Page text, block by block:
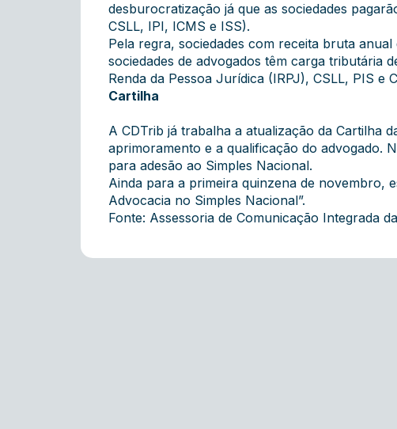
desburocratização já que as sociedades
CSLL, IPI, ICMS e ISS).
Pela regra, sociedades com receita bruta
sociedades de advogados têm carga tributária
Renda da Pessoa Jurídica (IRPJ), CSLL, PIS e
Cartilha
A CDTrib já trabalha a atualização da Cartilha
aprimoramento e a qualificação do advogado.
para adesão ao Simples Nacional.
Ainda para a primeira quinzena de novembro,
Advocacia no Simples Nacional”.
Fonte: Assessoria de Comunicação Integrada